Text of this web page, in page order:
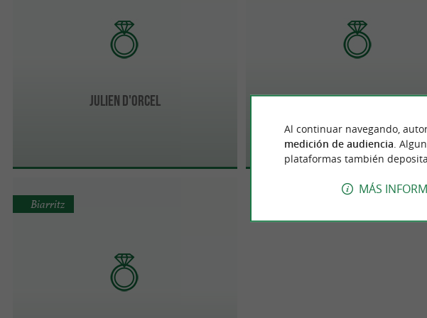
JULIEN D'ORCEL DIAMANTINE
Biarritz
Al continuar navegando,
medición de audiencia .
plataformas también
MÁS